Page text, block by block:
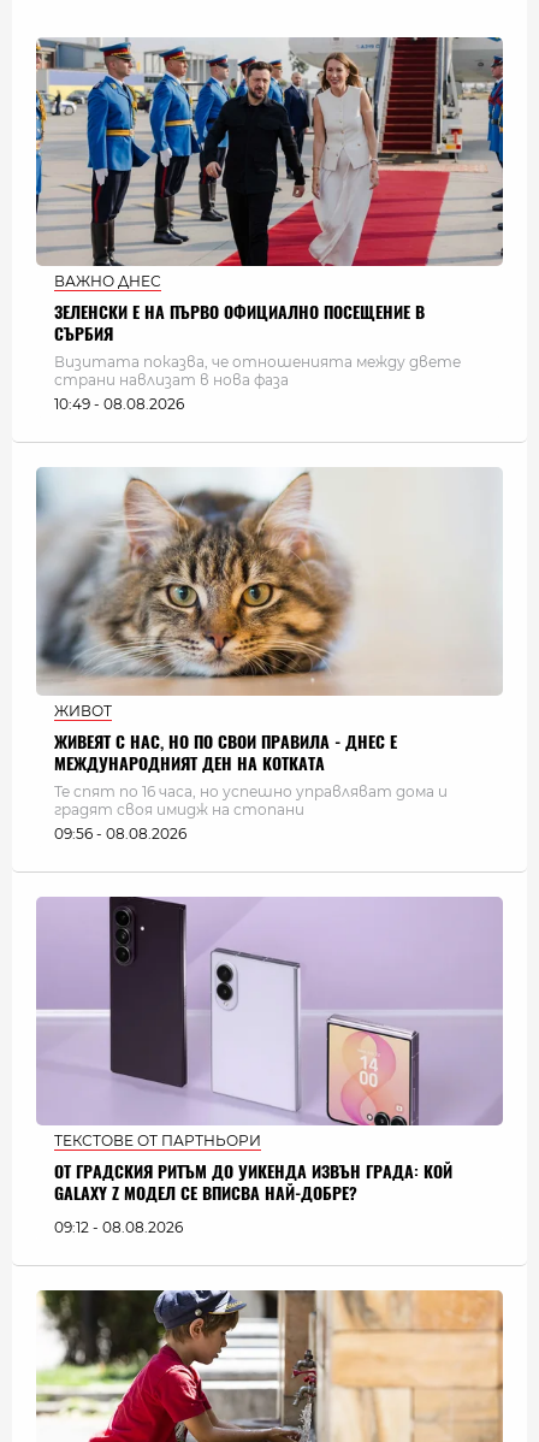
ВАЖНО ДНЕС
ЗЕЛЕНСКИ Е НА ПЪРВО ОФИЦИАЛНО ПОСЕЩЕНИЕ В
СЪРБИЯ
Визитата показва, че отношенията между двете
страни навлизат в нова фаза
10:49 - 08.08.2026
ЖИВОТ
ЖИВЕЯТ С НАС, НО ПО СВОИ ПРАВИЛА - ДНЕС Е
МЕЖДУНАРОДНИЯТ ДЕН НА КОТКАТА
Те спят по 16 часа, но успешно управляват дома и
градят своя имидж на стопани
09:56 - 08.08.2026
ТЕКСТОВЕ ОТ ПАРТНЬОРИ
ОТ ГРАДСКИЯ РИТЪМ ДО УИКЕНДА ИЗВЪН ГРАДА: КОЙ
GALAXY Z МОДЕЛ СЕ ВПИСВА НАЙ-ДОБРЕ?
09:12 - 08.08.2026